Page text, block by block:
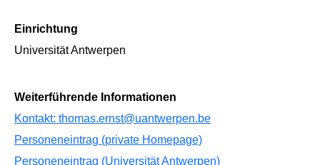
Einrichtung
Universität Antwerpen
Weiterführende Informationen
Kontakt: thomas.ernst@uantwerpen.be
Personeneintrag (private Homepage)
Personeneintrag (Universität Antwerpen)